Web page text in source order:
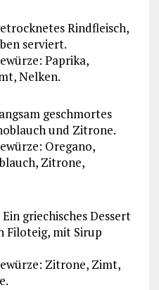
Rindfleisch,
serviert.
Paprika,
Nelken.
geschmortes
und Zitrone.
Oregano,
Zitrone,
Ein griechisches Dessert
Filoteig, mit Sirup
Zitrone, Zimt,